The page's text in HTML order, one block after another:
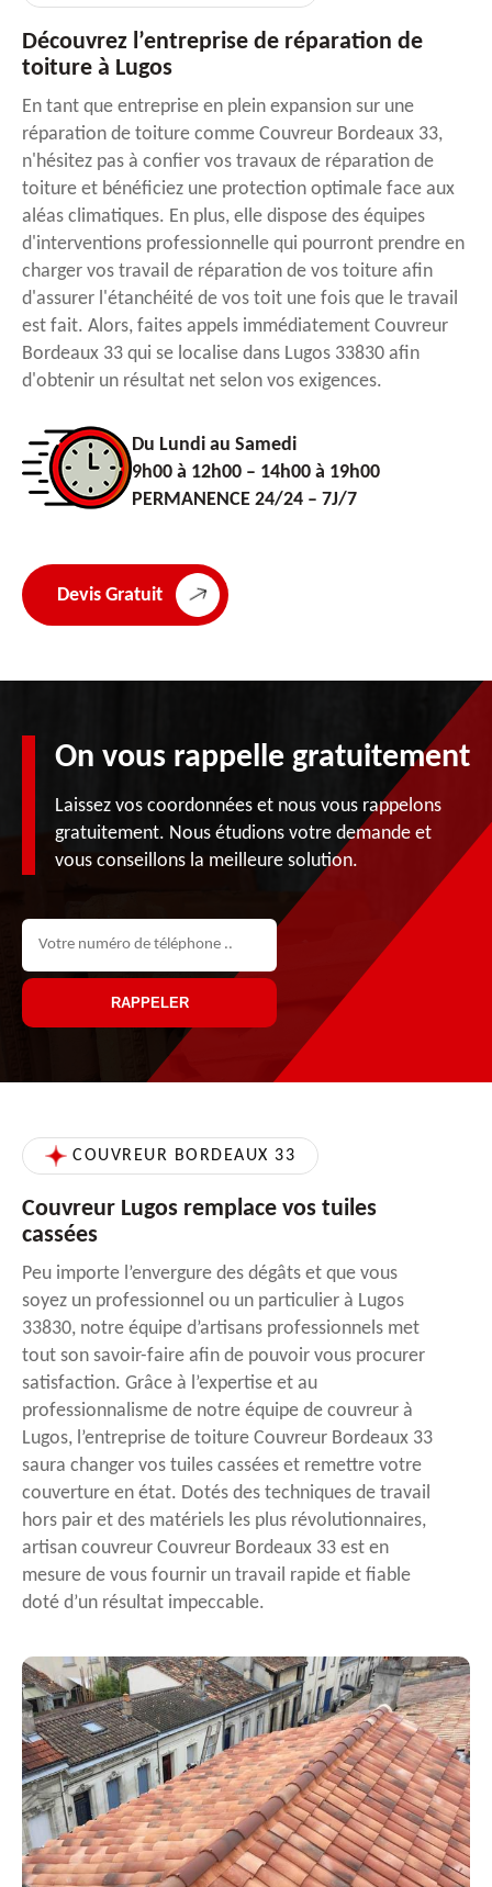
Découvrez l’entreprise de réparation de
toiture à Lugos
En tant que entreprise en plein expansion sur une
réparation de toiture comme Couvreur Bordeaux 33,
n'hésitez pas à confier vos travaux de réparation de
toiture et bénéficiez une protection optimale face aux
aléas climatiques. En plus, elle dispose des équipes
d'interventions professionnelle qui pourront prendre en
charger vos travail de réparation de vos toiture afin
d'assurer l'étanchéité de vos toit une fois que le travail
est fait. Alors, faites appels immédiatement Couvreur
Bordeaux 33 qui se localise dans Lugos 33830 afin
d'obtenir un résultat net selon vos exigences.
Du Lundi au Samedi
9h00 à 12h00 – 14h00 à 19h00
PERMANENCE 24/24 – 7J/7
Devis Gratuit
On vous rappelle gratuitement
Laissez vos coordonnées et nous vous rappelons
gratuitement. Nous étudions votre demande et
vous conseillons la meilleure solution.
COUVREUR BORDEAUX 33
Couvreur Lugos remplace vos tuiles
cassées
Peu importe l’envergure des dégâts et que vous
soyez un professionnel ou un particulier à Lugos
33830, notre équipe d’artisans professionnels met
tout son savoir-faire afin de pouvoir vous procurer
satisfaction. Grâce à l’expertise et au
professionnalisme de notre équipe de couvreur à
Lugos, l’entreprise de toiture Couvreur Bordeaux 33
saura changer vos tuiles cassées et remettre votre
couverture en état. Dotés des techniques de travail
hors pair et des matériels les plus révolutionnaires,
artisan couvreur Couvreur Bordeaux 33 est en
mesure de vous fournir un travail rapide et fiable
doté d’un résultat impeccable.